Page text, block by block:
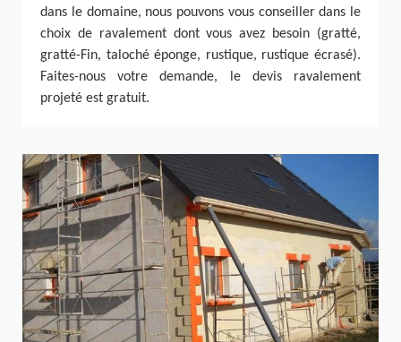
dans le domaine, nous pouvons vous conseiller dans le
choix de ravalement dont vous avez besoin (gratté,
gratté-Fin, taloché éponge, rustique, rustique écrasé).
Faites-nous votre demande, le devis ravalement
projeté est gratuit.